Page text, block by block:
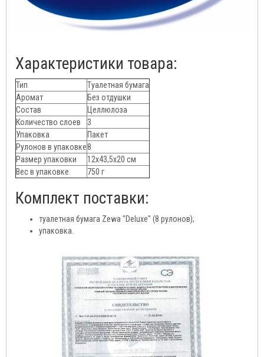
Характеристики товара:
Тип
Туалетная бумага
Аромат
Без отдушки
Состав
Целлюлоза
Количество слоев
3
Упаковка
Пакет
Рулонов в упаковке8
Размер упаковки
12х43,5х20 см
Вес в упаковке
750 г
Комплект поставки:
туалетная бумага Zewa "Deluxe" (8 рулонов);
упаковка.